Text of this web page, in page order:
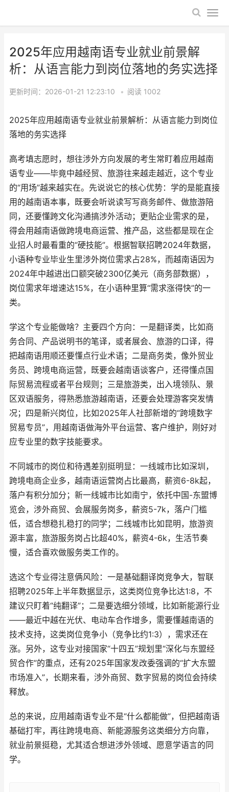
2025年应用越南语专业就业前景解
析：从语言能力到岗位落地的务实选择
更新时间：2026-01-21 12:23:10 • 阅读 1002
2025年应用越南语专业就业前景解析：从语言能力到岗位
落地的务实选择
高考填志愿时，想往涉外方向发展的考生常盯着应用越南
语专业——毕竟中越经贸、旅游往来越走越近，这个专业
的“用场”越来越实在。先说说它的核心优势：学的是能直接
用的越南语本事，既要会听说读写写商务邮件、做旅游陪
同，还要懂跨文化沟通搞涉外活动；更贴企业需求的是，
得会用越南语做跨境电商运营、推产品，这些都是现在企
业招人时最看重的“硬技能”。根据智联招聘2024年数据，
小语种专业毕业生里涉外岗位需求占28%，而越南语因为
2024年中越进出口额突破2300亿美元（商务部数据），
岗位需求年增速达15%，在小语种里算“需求涨得快”的一
类。
学这个专业能做啥？主要四个方向：一是翻译类，比如商
务合同、产品说明书的笔译，或者展会、旅游的口译，得
把越南语用顺还要懂点行业术语；二是商务类，像外贸业
务员、跨境电商运营，既要会越南语谈客户，还得懂点国
际贸易流程或者平台规则；三是旅游类，出入境领队、景
区双语服务，得熟悉旅游越南语，还要会处理游客突发情
况；四是新兴岗位，比如2025年人社部新增的“跨境数字
贸易专员”，用越南语做海外平台运营、客户维护，刚好对
应专业里的数字技能要求。
不同城市的岗位和待遇差别挺明显：一线城市比如深圳，
跨境电商企业多，越南语运营岗占比最高，薪资6-8k起，
落户有积分加分；新一线城市比如南宁，依托中国-东盟博
览会，涉外商贸、会展服务岗多，薪资5-7k，落户门槛
低，适合想稳扎稳打的同学；二线城市比如昆明，旅游资
源丰富，旅游服务岗占比超40%，薪资4-6k，生活节奏
慢，适合喜欢做服务类工作的。
选这个专业得注意俩风险：一是基础翻译岗竞争大，智联
招聘2025年上半年数据显示，这类岗位竞争比达1:8，不
建议只盯着“纯翻译”；二是要选细分领域，比如新能源行业
——最近中越在光伏、电动车合作增多，需要懂越南语的
技术支持，这类岗位竞争小（竞争比约1:3），需求还在
涨。另外，这专业对接国家“十四五”规划里“深化与东盟经
贸合作”的重点，还有2025年国家发改委强调的“扩大东盟
市场准入”，长期来看，涉外商贸、数字贸易的岗位会持续
释放。
总的来说，应用越南语专业不是“什么都能做”，但把越南语
基础打牢，再往跨境电商、新能源服务这类细分方向靠，
就业前景挺稳，尤其适合想进涉外领域、愿意学语言的同
学。